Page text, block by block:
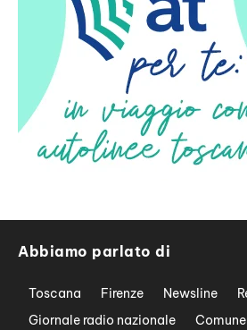
Abbiamo parlato di
Toscana Firenze Newsline
Giornale radio nazionale